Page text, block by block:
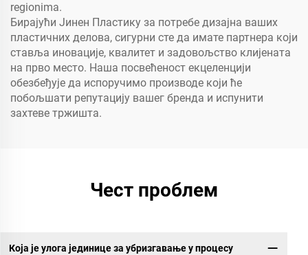
regionima.
Бирајући Јинен Пластику за потребе дизајна ваших
пластичних делова, сигурни сте да имате партнера који
ставља иновације, квалитет и задовољство клијената
на прво место. Наша посвећеност екцеленцији
обезбеђује да испоручимо производе који ће
побољшати репутацију вашег бренда и испунити
захтеве тржишта.
Чест проблем
Која је улога јединице за убризгавање у процесу